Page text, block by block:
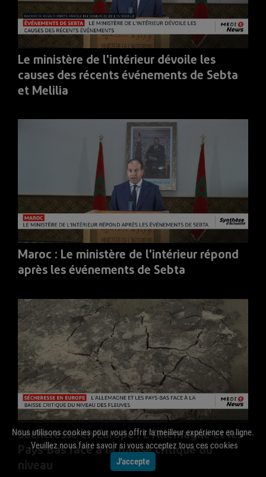
Le ministère de l'intérieur dévoile les
causes des récents événements de Sebta
et Melilia
Maroc : Le ministère de l'intérieur répond
après les événements de Sebta
Sécheresse en Europe : L'Allemagne et les
Pays-Bas face à la baisse critique du
niveau
Nous utilisons cookies pour vous offrir la meilleur expérience en ligne.
Veuillez nous faire savoir si vous acceptez tous ces cookies.
J'accepte